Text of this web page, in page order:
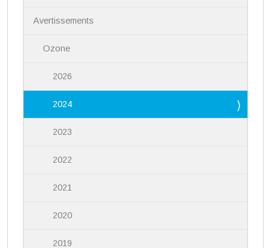
Avertissements
Ozone
2026
2024
2023
2022
2021
2020
2019